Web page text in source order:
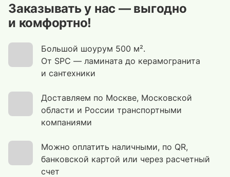
Заказывать у нас — выгодно
и комфортно!
Большой шоурум 500 м².
От SPC — ламината до керамогранита
и сантехники
Доставляем по Москве, Московской
области и России транспортными
компаниями
Можно оплатить наличными, по QR,
банковской картой или через расчетный
счет